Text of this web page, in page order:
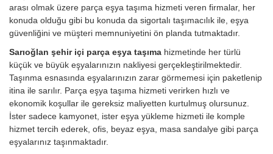
arası olmak üzere parça eşya taşıma hizmeti veren firmalar, her
konuda olduğu gibi bu konuda da sigortalı taşımacılık ile, eşya
güvenliğini ve müşteri memnuniyetini ön planda tutmaktadır.
Sarıoğlan şehir içi parça eşya taşıma hizmetinde her türlü
küçük ve büyük eşyalarınızın nakliyesi gerçekleştirilmektedir.
Taşınma esnasında eşyalarınızın zarar görmemesi için paketlenip
itina ile sarılır. Parça eşya taşıma hizmeti verirken hızlı ve
ekonomik koşullar ile gereksiz maliyetten kurtulmuş olursunuz.
İster sadece kamyonet, ister eşya yükleme hizmeti ile komple
hizmet tercih ederek, ofis, beyaz eşya, masa sandalye gibi parça
eşyalarınız taşınmaktadır.